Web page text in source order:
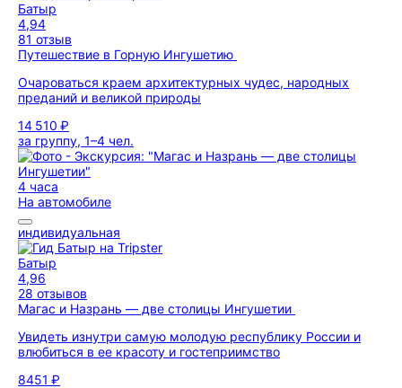
Батыр
4,94
81 отзыв
Путешествие в Горную Ингушетию
Очароваться краем архитектурных чудес, народных
преданий и великой природы
14 510 ₽
за группу, 1–4 чел.
4 часа
На автомобиле
индивидуальная
Батыр
4,96
28 отзывов
Магас и Назрань — две столицы Ингушетии
Увидеть изнутри самую молодую республику России и
влюбиться в ее красоту и гостеприимство
8451 ₽